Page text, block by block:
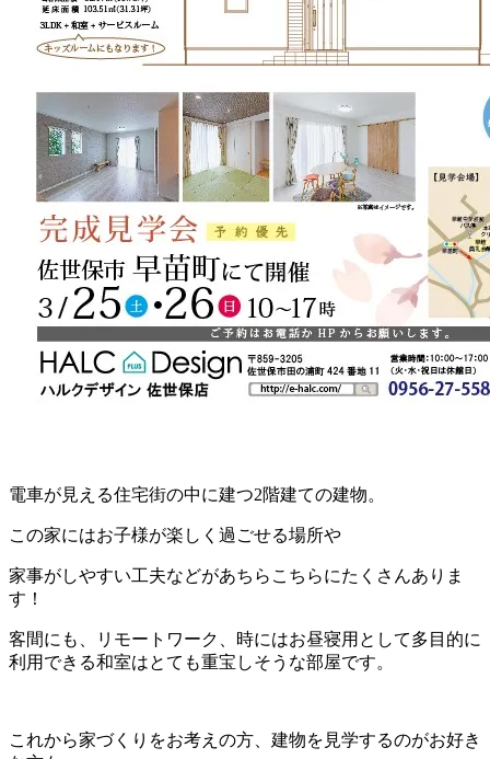
電車が見える住宅街の中に建つ2階建ての建物。
この家にはお子様が楽しく過ごせる場所や
家事がしやすい工夫などがあちらこちらにたくさんありま
す！
客間にも、リモートワーク、時にはお昼寝用として多目的に
利用できる和室はとても重宝しそうな部屋です。
これから家づくりをお考えの方、建物を見学するのがお好き